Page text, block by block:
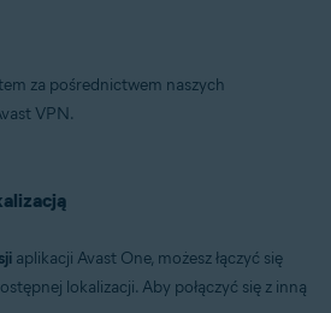
za pośrednictwem naszych
VPN.
aplikacji Avast One, możesz łączyć się
lokalizacji. Aby połączyć się z inną